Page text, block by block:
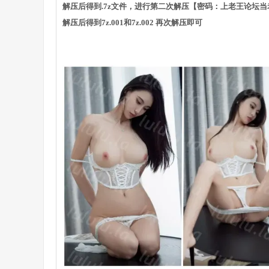
解压后得到.7z文件，进行第二次解压【密码：上老王论坛
解压后得到7z.001和7z.002 再次解压即可